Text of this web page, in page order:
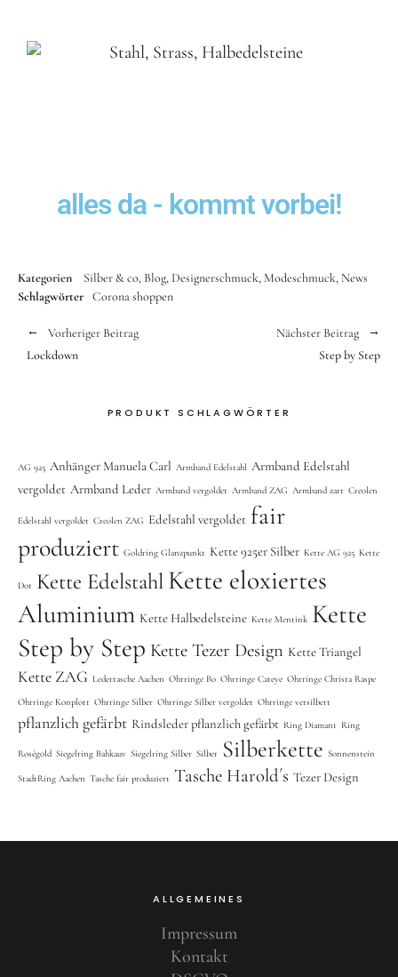
alles da - kommt vorbei!
Kategorien Silber & co Blog Designerschmuck Modeschmuck News
Schlagwörter Coronashoppen
Vorheriger Beitrag
Lockdown
Nächster Beitrag
Step by Step
PRODUKT SCHLAGWÖRTER
AG 925 Anhänger Manuela Carl Armband Edelstahl Armband Edelstahl
vergoldet Armband Leder Armband vergoldet Armband ZAG Armband zart Creolen
Edelstahl vergoldet Creolen ZAG Edelstahl vergoldet fair
produziert Goldring Glanzpunkt Kette 925er Silber Kette AG 925 Kette
Dot Kette Edelstahl Kette eloxiertes
Aluminium Kette Halbedelsteine Kette Mentink Kette
Step by Step Kette Tezer Design Kette Triangel
Kette ZAG Ledertasche Aachen Ohrringe Bo Ohrringe Cateye Ohrringe Christa Raspe
Ohrringe Konplott Ohrringe Silber Ohrringe Silber vergoldet Ohrringe versilbert
pflanzlich gefärbt Rindsleder pflanzlich gefärbt Ring Diamant Ring
Roségold Siegelring Bahkauv Siegelring Silber Silber Silberkette Sonnenstein
StadtRing Aachen Tasche fair produziert Tasche Harold´s Tezer Design
ALLGEMEINES
Impressum
Kontakt